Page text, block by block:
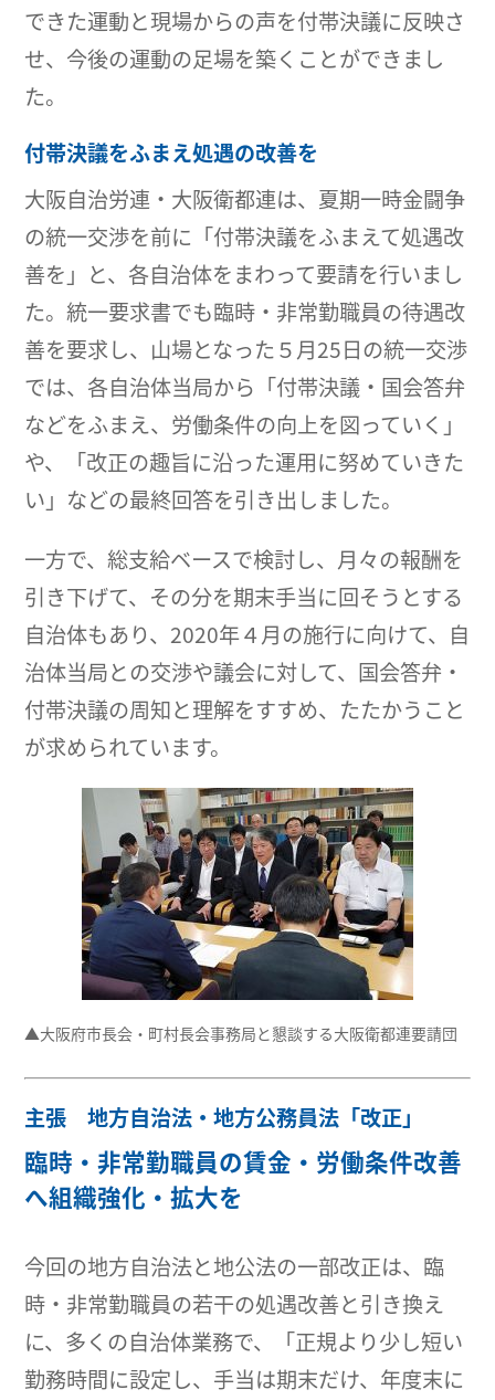
できた運動と現場からの声を付帯決議に反映さ
せ、今後の運動の足場を築くことができまし
た。
付帯決議をふまえ処遇の改善を
大阪自治労連・大阪衛都連は、夏期一時金闘争
の統一交渉を前に「付帯決議をふまえて処遇改
善を」と、各自治体をまわって要請を行いまし
た。統一要求書でも臨時・非常勤職員の待遇改
善を要求し、山場となった５月25日の統一交渉
では、各自治体当局から「付帯決議・国会答弁
などをふまえ、労働条件の向上を図っていく」
や、「改正の趣旨に沿った運用に努めていきた
い」などの最終回答を引き出しました。
一方で、総支給ベースで検討し、月々の報酬を
引き下げて、その分を期末手当に回そうとする
自治体もあり、2020年４月の施行に向けて、自
治体当局との交渉や議会に対して、国会答弁・
付帯決議の周知と理解をすすめ、たたかうこと
が求められています。
▲大阪府市長会・町村長会事務局と懇談する大阪衛都連要請団
主張 地方自治法・地方公務員法「改正」
臨時・非常勤職員の賃金・労働条件改善
へ組織強化・拡大を
今回の地方自治法と地公法の一部改正は、臨
時・非常勤職員の若干の処遇改善と引き換え
に、多くの自治体業務で、「正規より少し短い
勤務時間に設定し、手当は期末だけ、年度末に